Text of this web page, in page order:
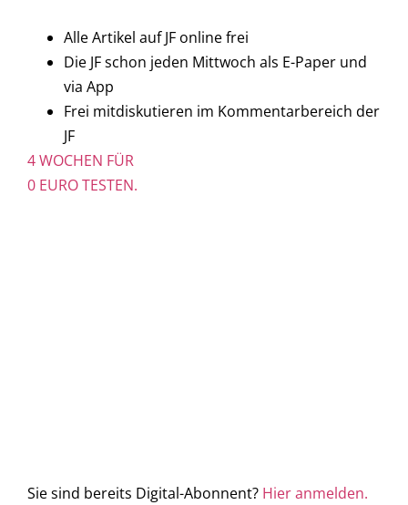
Alle Artikel auf JF online frei
Die JF schon jeden Mittwoch als E-Paper und
via App
Frei mitdiskutieren im Kommentarbereich der
JF
4 WOCHEN FÜR
0 EURO TESTEN.
Sie sind bereits Digital-Abonnent? Hier anmelden.